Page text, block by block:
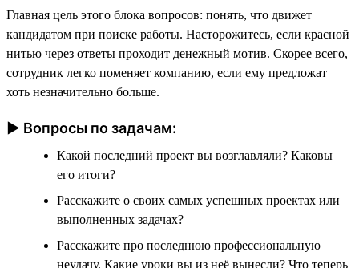
Главная цель этого блока вопросов: понять, что движет
кандидатом при поиске работы. Насторожитесь, если красной
нитью через ответы проходит денежный мотив. Скорее всего,
сотрудник легко поменяет компанию, если ему предложат
хоть незначительно больше.
► Вопросы по задачам:
Какой последний проект вы возглавляли? Каковы
его итоги?
Расскажите о своих самых успешных проектах или
выполненных задачах?
Расскажите про последнюю профессиональную
неудачу. Какие уроки вы из неё вынесли? Что теперь